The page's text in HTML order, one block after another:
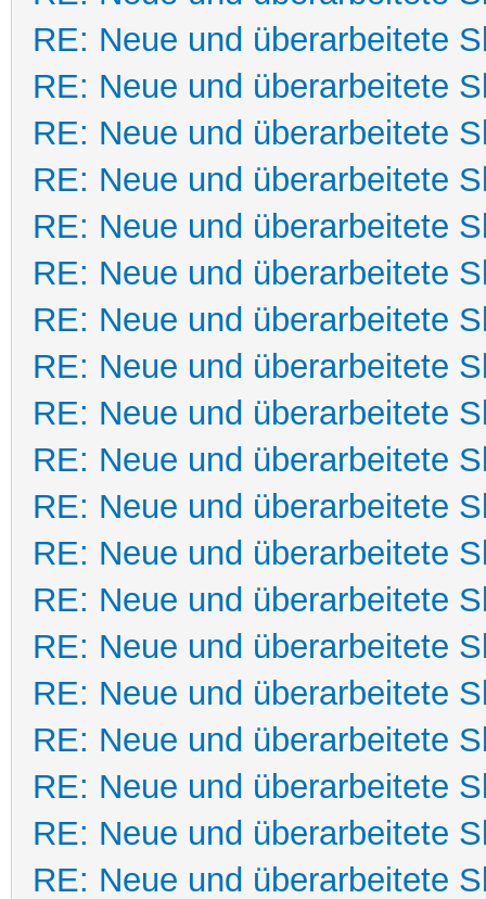
RE: Neue und überarbeitete
RE: Neue und überarbeitete
RE: Neue und überarbeitete
RE: Neue und überarbeitete
RE: Neue und überarbeitete
RE: Neue und überarbeitete
RE: Neue und überarbeitete
RE: Neue und überarbeitete
RE: Neue und überarbeitete
RE: Neue und überarbeitete
RE: Neue und überarbeitete
RE: Neue und überarbeitete
RE: Neue und überarbeitete
RE: Neue und überarbeitete
RE: Neue und überarbeitete
RE: Neue und überarbeitete
RE: Neue und überarbeitete
RE: Neue und überarbeitete
RE: Neue und überarbeitete